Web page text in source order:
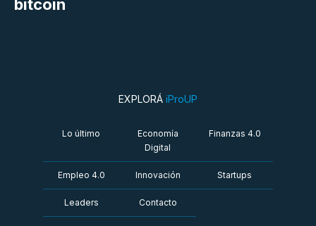
bitcoin
EXPLORÁ iProUP
Lo último
Economía
Digital
Finanzas 4.0
Empleo 4.0 Innovación Startups
Leaders Contacto